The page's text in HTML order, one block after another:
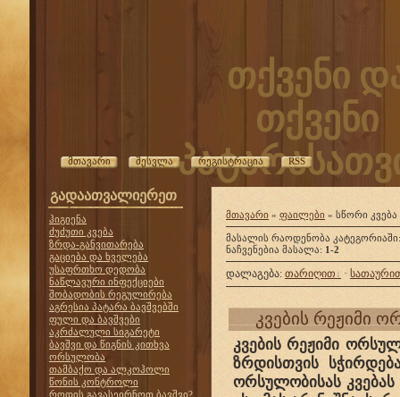
თქვენი
თქვენი
მთავარი შესვლა რეგისტრაცია RSS
გადაათვალიერეთ
ჰიგიენა
ძუძუთი კვება
ზრდა-განვითარება
გაციება და ხველება
უსაფრთხო დედობა
ნაწლავური ინფექციები
შობადობის რეგულირება
აგრესია პატარა ბავშვებში
ფული და ბავშვები
აკრძალული სიგარეტი
ბავშვი და წიგნის კითხვა
ორსულობა
თამბაქო და ალკოჰოლი
წონის კონტროლი
როდის გავასეირნოთ ბავშვი?
მთავარი » ფაილები » სწორი კვება
მასალის რაოდენობა კატეგორიაში
ნაჩვენებია მასალა: 1-2
დალაგება: თარიღით ·
კვების რეჟიმი
კვების რეჟიმი
ზრდისთვის
ორსულობისას